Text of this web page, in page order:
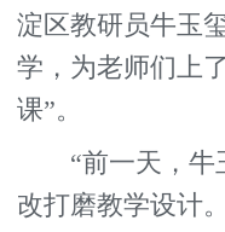
淀区教研员牛玉
学，为老师们上
课”。
“前一天，牛
改打磨教学设计